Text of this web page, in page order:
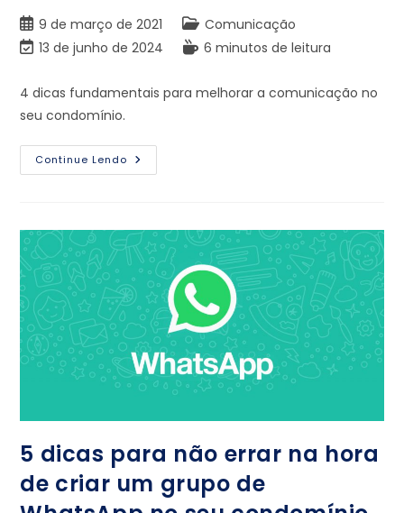
9 de março de 2021
Comunicação
13 de junho de 2024
6 minutos de leitura
4 dicas fundamentais para melhorar a comunicação no
seu condomínio.
Continue Lendo
5 dicas para não errar na hora
de criar um grupo de